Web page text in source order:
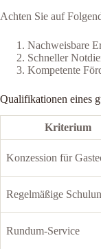
Achten Sie auf
Nachweisbare
Schneller
Kompetente
Qualifikationen eines
Kriterium
Konzession für
Regelmäßige
Rundum-Service